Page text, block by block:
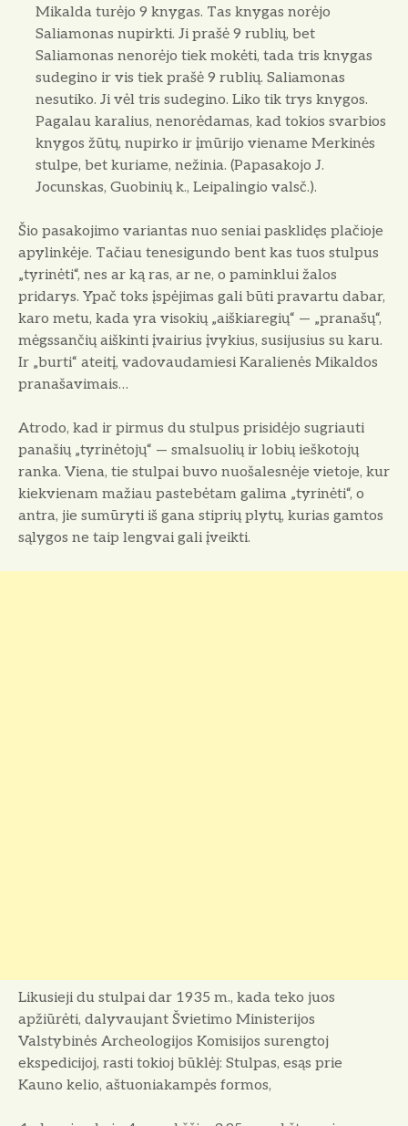
Mikalda turėjo 9 knygas. Tas kny­gas norėjo
Saliamonas nupirkti. Ji prašė 9 rublių, bet
Saliamonas ne­norėjo tiek mokėti, tada tris knygas
sudegino ir vis tiek prašė 9 rublių. Saliamonas
nesutiko. Ji vėl tris su­degino. Liko tik trys knygos.
Pagalau karalius, nenorėdamas, kad to­kios svarbios
knygos žūtų, nupirko ir įmūrijo viename Merkinės
stulpe, bet kuriame, nežinia. (Papasakojo J.
Jocunskas, Guobinių k., Leipalingio valsč.).
Šio pasakojimo variantas nuo se­niai pasklidęs plačioje
apylinkėje. Tačiau tenesigundo bent kas tuos stulpus
„tyrinėti“, nes ar ką ras, ar ne, o paminklui žalos
pridarys. Ypač toks įspėjimas gali būti pravartu dabar,
karo metu, kada yra visokių „aiškiaregių“ — „pranašų“,
mėgssančių aiškinti įvairius įvykius, su­sijusius su karu.
Ir „burti“ ateitį, vadovaudamiesi Karalienės Mikal­dos
pranašavimais…
Atrodo, kad ir pirmus du stulpus prisidėjo sugriauti
panašių „tyrinėtojų“ — smalsuolių ir lobių ieškoto­jų
ranka. Viena, tie stulpai buvo nuošalesnėje vietoje, kur
kiekvie­nam mažiau pastebėtam galima „ty­rinėti“, o
antra, jie sumūryti iš ga­na stiprių plytų, kurias gamtos
są­lygos ne taip lengvai gali įveikti.
Likusieji du stulpai dar 1935 m., kada teko juos
apžiūrėti, dalyvau­jant Švietimo Ministerijos
Valstybinės Archeologijos Komisijos surengtoj
ekspedicijoj, rasti tokioj būklėj: Stulpas, esąs prie
Kauno kelio, aštuoniakampės for­mos,